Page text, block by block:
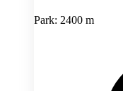
Park: 2400 m